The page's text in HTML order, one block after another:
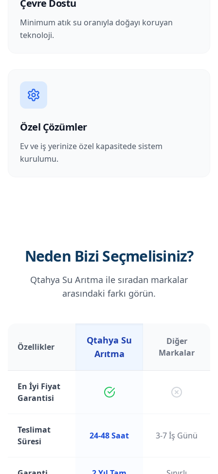
Çevre Dostu
Minimum atık su oranıyla doğayı koruyan
teknoloji.
Özel Çözümler
Ev ve iş yerinize özel kapasitede sistem
kurulumu.
Neden Bizi Seçmelisiniz?
Qtahya Su Arıtma ile sıradan markalar
arasındaki farkı görün.
Özellikler
Qtahya Su
Arıtma
Diğer
Markalar
En İyi Fiyat
Garantisi
Teslimat
Süresi
24-48 Saat 3-7 İş Günü